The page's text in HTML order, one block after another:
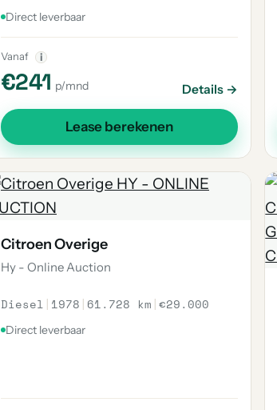
Direct leverbaar
Vanaf i
€241 p/mnd Details →
Lease berekenen
Citroen Overige
Hy - Online Auction
Diesel | 1978 | 61.728 km |€29.000
Direct leverbaar